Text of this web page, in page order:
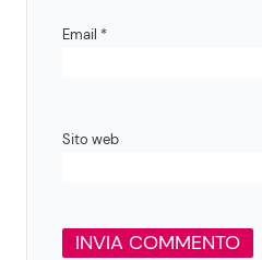
Email *
Sito web